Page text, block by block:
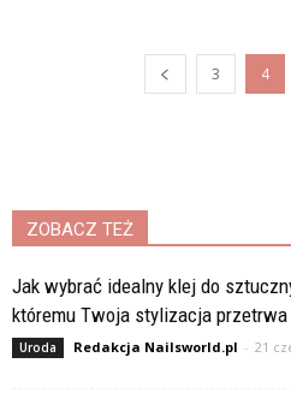
3 4
ZOBACZ TEŻ
Jak wybrać idealny klej do
któremu Twoja stylizacja przetrwa
Uroda Redakcja Nailsworld.pl - 21